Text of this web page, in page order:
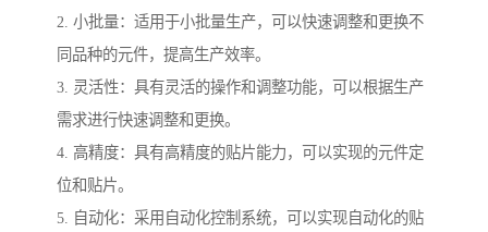
2. 小批量：适用于小批量生产，可以快速调整和更换不
同品种的元件，提高生产效率。
3. 灵活性：具有灵活的操作和调整功能，可以根据生产
需求进行快速调整和更换。
4. 高精度：具有高精度的贴片能力，可以实现的元件定
位和贴片。
5. 自动化：采用自动化控制系统，可以实现自动化的贴